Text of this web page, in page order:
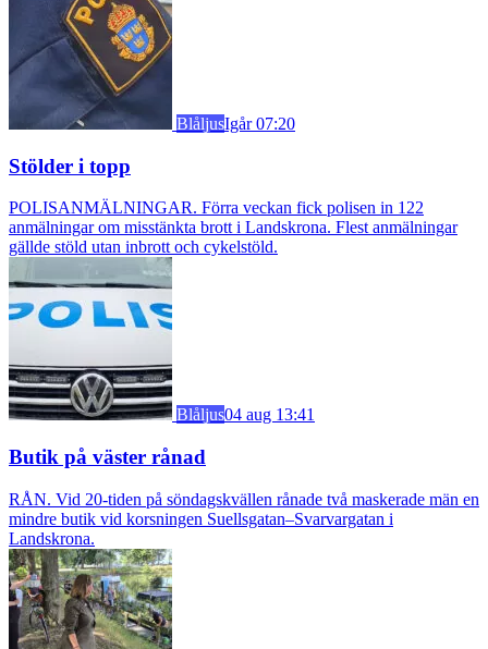
BlåljusIgår 07:20
Stölder i topp
POLISANMÄLNINGAR. Förra veckan fick polisen in 122
anmälningar om misstänkta brott i Landskrona. Flest anmälningar
gällde stöld utan inbrott och cykelstöld.
Blåljus04 aug 13:41
Butik på väster rånad
RÅN. Vid 20-tiden på söndagskvällen rånade två maskerade män en
mindre butik vid korsningen Suellsgatan–Svarvargatan i
Landskrona.